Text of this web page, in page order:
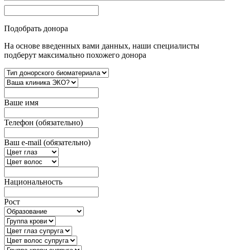
Подобрать донора
На основе введенных вами данных, наши специалисты
подберут максимально похожего донора
Вашe имя
Телефон (обязательно)
Ваш e-mail (обязательно)
Национальность
Рост